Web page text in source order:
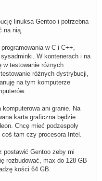
linuksa Gentoo i potrzebna
na nią.
w C i C++,
W kontenerach i na
w testowanie różnych
różnych dystrybucji,
na tym komputerze
ani granie. Na
karta graficzna będzie
Chcę mieć podzespoły
tam czy procesora Intel.
postawić Gentoo żeby mi
rozbudować, max do 128 GB
kości 64 GB.